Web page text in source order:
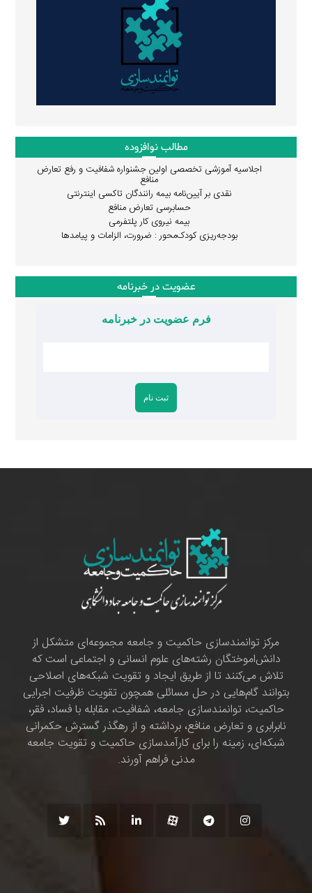
مطالب نوافزوده
اجلاسیه آموزشی تخصصی اولین جشنواره شفافیت و رفع تعارض
منافع
نقدی بر آیین‌نامه بیمه رانندگان تاکسی اینترنتی
حسابرسی تعارض منافع
بیمه نیروی کار پلتفرمی
بودجه‌ریزی کودک‌محور : ضرورت، الزامات و پیامدها
عضویت در خبرنامه
فرم عضویت در خبرنامه
مرکز توانمندسازی حاکمیت و جامعه مجموعه‌ای متشکل از
دانش‌اموختگان رشته‌های علوم انسانی و اجتماعی است که
تلاش می‌کنند تا از طریق ایجاد و تقویت شبکه‌های اصلاحی
بتوانند گام‌هایی در حل مسائلی همچون تقویت ظرفیت اجرایی
حاکمیت، توانمندسازی جامعه، شفافیت، مقابله با فساد، فقر،
نابرابری و تعارض منافع، برداشته و از رهگذر گسترش حکمرانی
شبکه‌ای، زمینه را برای کارآمدسازی حاکمیت و تقویت جامعه
مدنی فراهم آورند.